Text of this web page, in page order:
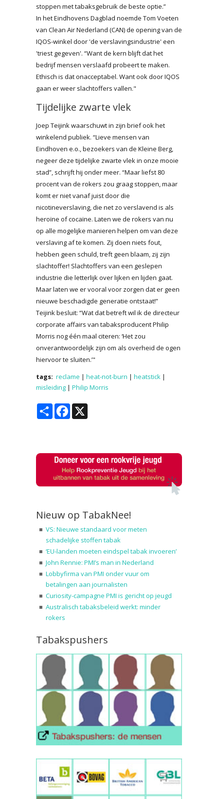
stoppen met tabaksgebruik de beste optie.”
In het Eindhovens Dagblad noemde Tom Voeten
van Clean Air Nederland (CAN) de opening van de
IQOS-winkel door 'de verslavingsindustrie' een
'triest gegeven'. “Want de kern blijft dat het
bedrijf mensen verslaafd probeert te maken.
Ethisch is dat onacceptabel. Want ook door IQOS
gaan er weer slachtoffers vallen."
Tijdelijke zwarte vlek
Joep Teijink waarschuwt in zijn brief ook het
winkelend publiek. “Lieve mensen van
Eindhoven e.o., bezoekers van de Kleine Berg,
negeer deze tijdelijke zwarte vlek in onze mooie
stad”, schrijft hij onder meer. “Maar liefst 80
procent van de rokers zou graag stoppen, maar
komt er niet vanaf juist door die
nicotineverslaving, die net zo verslavend is als
heroïne of cocaïne. Laten we de rokers van nu
op alle mogelijke manieren helpen om van deze
verslaving af te komen. Zij doen niets fout,
hebben geen schuld, treft geen blaam, zij zijn
slachtoffer! Slachtoffers van een geslepen
industrie die letterlijk over lijken en lijden gaat.
Maar laten we er vooral voor zorgen dat er geen
nieuwe beschadigde generatie ontstaat!”
Teijink besluit: “Wat dat betreft wil ik de directeur
corporate affairs van tabaksproducent Philip
Morris nog één maal citeren: ‘Het zou
onverantwoordelijk zijn om als overheid de ogen
hiervoor te sluiten.’"
tags: reclame | heat-not-burn | heatstick |
misleiding | Philip Morris
Share Facebook
Nieuw op TabakNee!
VS: Nieuwe standaard voor meten
schadelijke stoffen tabak
‘EU-landen moeten eindspel tabak invoeren’
John Rennie: PMI’s man in Nederland
Lobbyfirma van PMI onder vuur om
betalingen aan journalisten
Curiosity-campagne PMI is gericht op jeugd
Australisch tabaksbeleid werkt: minder
rokers
Tabakspushers